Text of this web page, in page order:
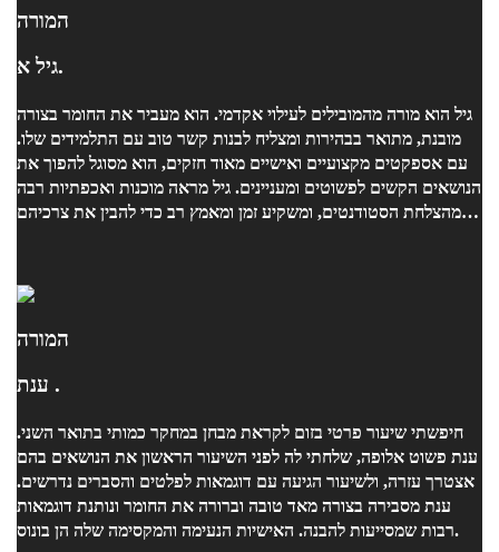
המורה
גיל א.
גיל הוא מורה מהמובילים לעילוי אקדמי. הוא מעביר את החומר בצורה
מובנת, מתואר בבהירות ומצליח לבנות קשר טוב עם התלמידים שלו.
עם אספקטים מקצועיים ואישיים מאוד חזקים, הוא מסוגל להפוך את
הנושאים הקשים לפשוטים ומעניינים. גיל מראה מוכנות ואכפתיות רבה
מהצלחת הסטודנטים, ומשקיע זמן ומאמץ רב כדי להבין את צרכיהם
ומקנה חוויית לימוד חיובית. אני ממליצה בחום על גיל, ואני בטוחה
המורה
ענת .
חיפשתי שיעור פרטי בזום לקראת מבחן במחקר כמותי בתואר השני.
ענת פשוט אלופה, שלחתי לה לפני השיעור הראשון את הנושאים בהם
אצטרך עזרה, ולשיעור הגיעה עם דוגמאות לפלטים והסברים נדרשים.
ענת מסבירה בצורה מאד טובה וברורה את החומר ונותנת דוגמאות
רבות שמסייעות להבנה. האישיות הנעימה והמקסימה שלה הן בונוס.